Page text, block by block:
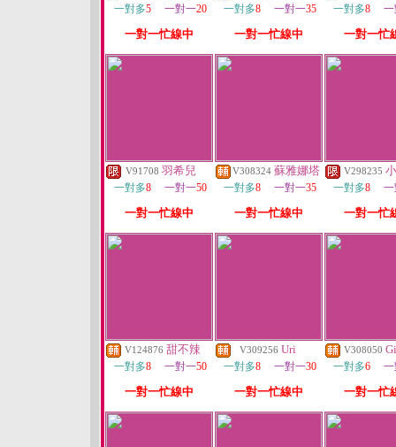
一對多5 一對一20
一對一忙線中
一對多8 一對一35
一對一忙線中
一對多8
一對一忙
V91708 羽希兒
一對多8 一對一50
一對一忙線中
V308324 蘇雅娜塔
一對多8 一對一35
一對一忙線中
V298235
一對多8
一對一忙
V124876 甜不辣
一對多8 一對一50
一對一忙線中
V309256 Uri
一對多8 一對一30
一對一忙線中
V308050
一對多6
一對一忙